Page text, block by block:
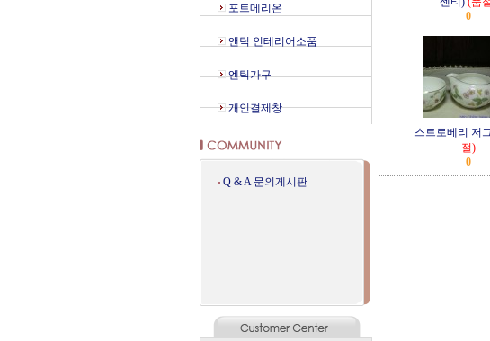
포트메리온
앤틱 인테리어소품
엔틱가구
개인결제창
Q & A 문의게시판
0
스트로베리 저
절)
0